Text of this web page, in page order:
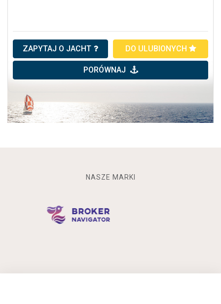
ZAPYTAJ O JACHT DO ULUBIONYCH
PORÓWNAJ
NASZE MARKI